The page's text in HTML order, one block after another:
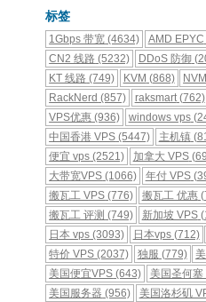
标签
1Gbps 带宽 (4634) AMD EPYC
CN2 线路 (5232) DDoS 防御
KT 线路 (749) KVM (868)
RackNerd (857) raksmart(762)
VPS优惠 (936) windows vps
中国香港 VPS (5447) 主机镇
便宜 vps (2521) 加拿大 VPS
大带宽VPS (1066) 年付 VPS
搬瓦工 VPS (776) 搬瓦工 优惠
搬瓦工 评测 (749) 新加坡 VPS
日本 vps (3093) 日本vps(712)
特价 VPS (2037) 独服 (779)
美国便宜VPS (643) 美国圣何塞
美国服务器 (956) 美国洛杉矶